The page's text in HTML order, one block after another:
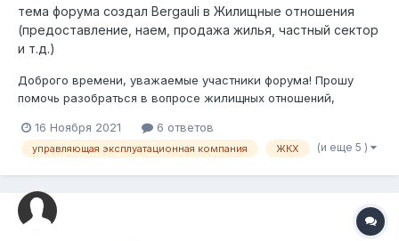
тема форума создал Bergauli в Жилищные отношения
(предоставление, наем, продажа жилья, частный сектор
и т.д.)
Доброго времени, уважаемые участники форума! Прошу
помочь разобраться в вопросе жилищных отношений,
СИТУАЦИЯ: В многоквартирном ЖК на первых двух этажах
коридорного типа (паркинг и первый этаж) сдаются в
16 Ноября 2021 6 ответов
управляющая эксплуатационная компания ЖКХ (и еще 5 )